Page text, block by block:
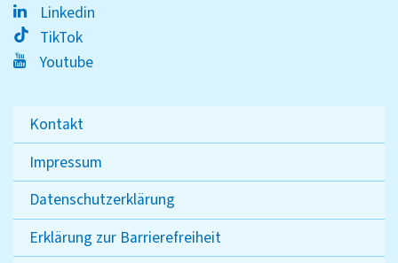
Linkedin
TikTok
Youtube
Kontakt
Impressum
Datenschutzerklärung
Erklärung zur Barrierefreiheit